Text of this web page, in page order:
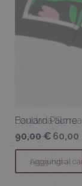
Foulard Palme
90,00€
Aggiungi al